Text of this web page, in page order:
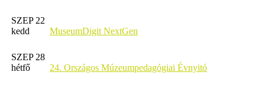
SZEP 22
kedd
MuseumDigit NextGen
SZEP 28
hétfő
24. Országos Múzeumpedagógiai Évnyitó